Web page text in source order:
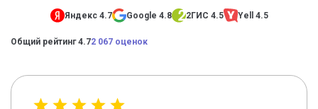
Яндекс 4.7 Google 4.8 2ГИС 4.5 Yell 4.5
Общий рейтинг 4.72 067 оценок